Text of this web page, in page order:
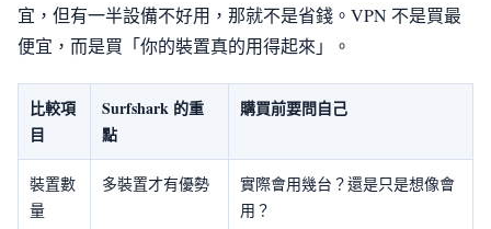
宜，但有一半設備不好用，那就不是省錢。VPN 不是買最
便宜，而是買「你的裝置真的用得起來」。
比較項
目
Surfshark 的重
點
購買前要問自己
裝置數
量
多裝置才有優勢
實際會用幾台？還是只是想像會
用？